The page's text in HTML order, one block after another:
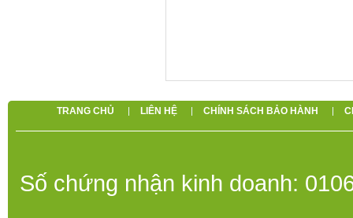
TRANG CHỦ LIÊN HỆ CHÍNH SÁCH BẢO HÀNH
Số chứng nhận kinh doanh: